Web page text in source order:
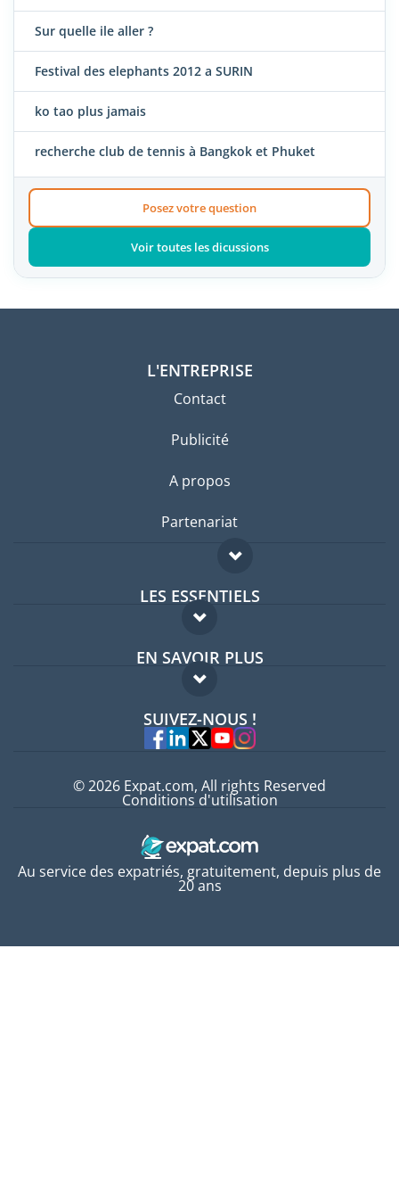
Sur quelle ile aller ?
Festival des elephants 2012 a SURIN
ko tao plus jamais
recherche club de tennis à Bangkok et Phuket
Posez votre question
Voir toutes les dicussions
L'ENTREPRISE
Contact
Publicité
A propos
Partenariat
LES ESSENTIELS
Forum expatriés
Guides pays
EN SAVOIR PLUS
FAQ
Experts
SUIVEZ-NOUS !
Au service des expatriés, gratuitement, depuis plus de
20 ans
© 2026 Expat.com, All rights Reserved
Conditions d'utilisation